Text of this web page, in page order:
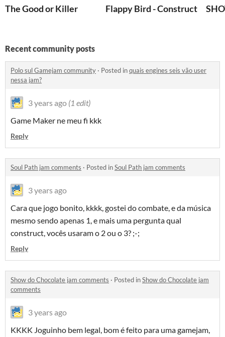
The Good or Killer Flappy Bird - Construct
Recent community posts
Polo sul Gamejam community · Posted inquais engines seis vão user
nessa jam?
3 years ago (1 edit)
Game Maker ne meu fi kkk
Reply
Soul Path jam comments · Posted inSoul Path jam comments
3 years ago
Cara que jogo bonito, kkkk, gostei do combate, e da música
mesmo sendo apenas 1, e mais uma pergunta qual
construct, vocês usaram o 2 ou o 3? ;-;
Reply
Show do Chocolate jam comments · Posted inShow do Chocolate jam
comments
3 years ago
KKKK Joguinho bem legal, bom é feito para uma gamejam,